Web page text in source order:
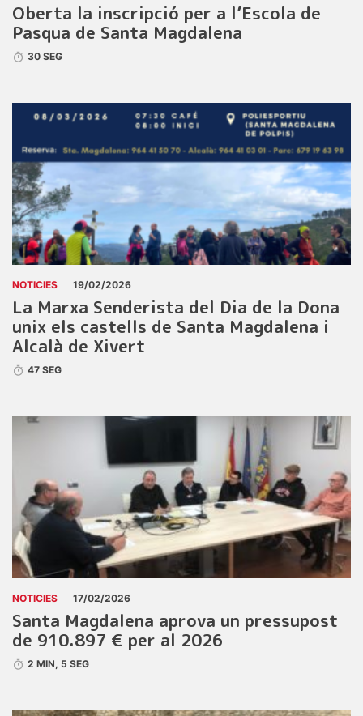
Oberta la inscripció per a l’Escola de
Pasqua de Santa Magdalena
30 SEG
NOTICIES 19/02/2026
La Marxa Senderista del Dia de la Dona
unix els castells de Santa Magdalena i
Alcalà de Xivert
47 SEG
NOTICIES 17/02/2026
Santa Magdalena aprova un pressupost
de 910.897 € per al 2026
2 MIN, 5 SEG